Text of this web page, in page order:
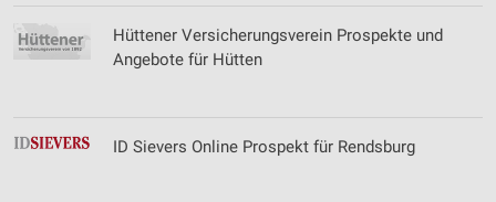
Hüttener Versicherungsverein Prospekte und
Angebote für Hütten
ID Sievers Online Prospekt für Rendsburg